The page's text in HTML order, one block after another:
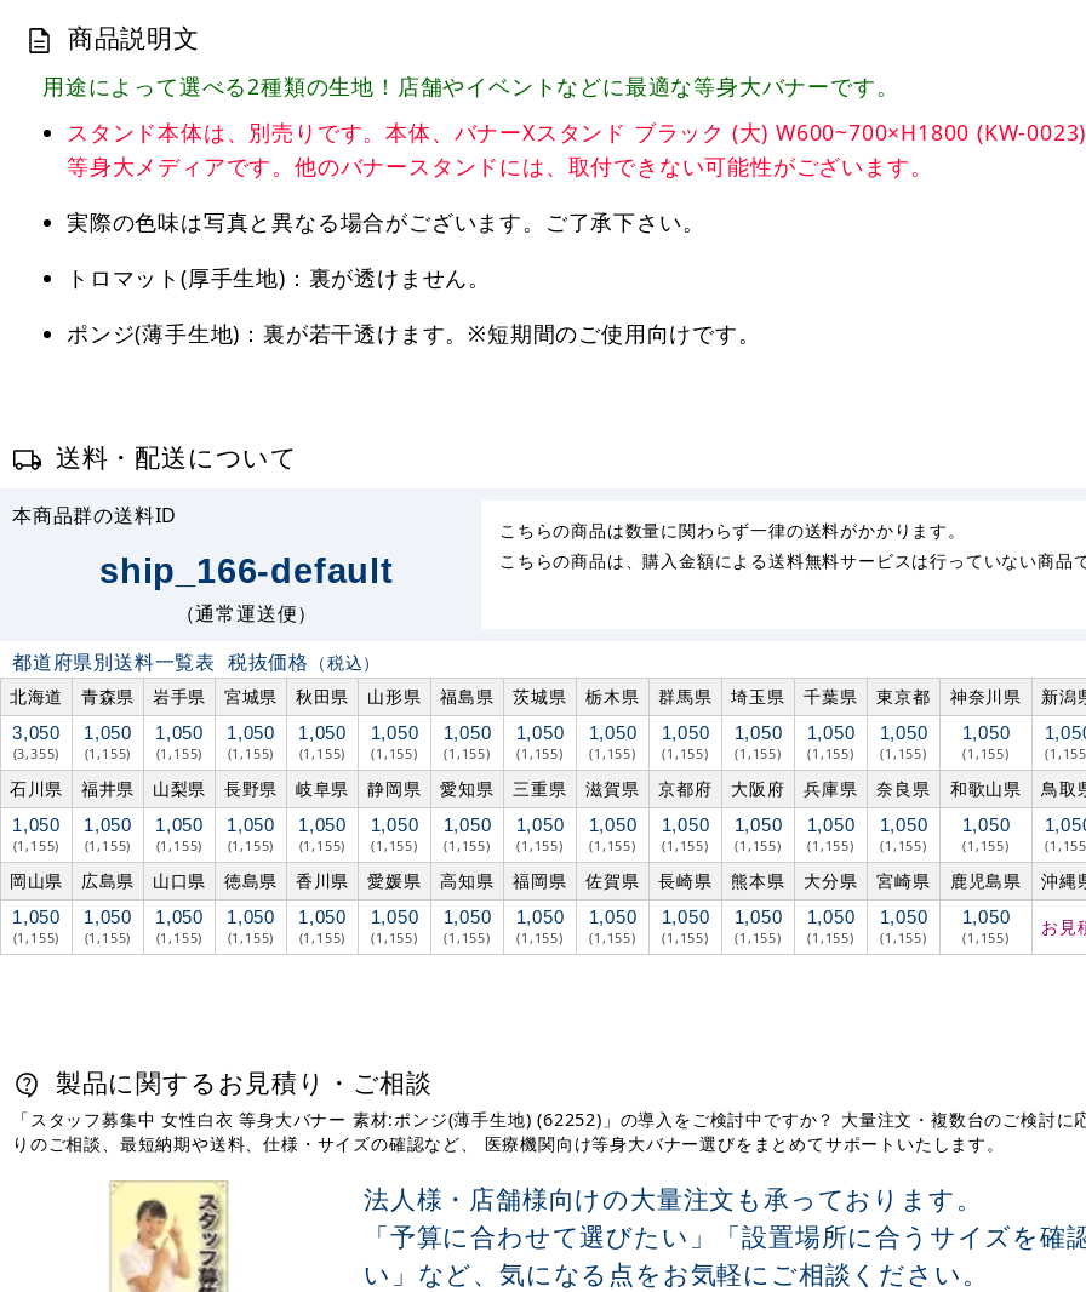
商品説明文
用途によって選べる2種類の生地！店舗やイベントなどに最適な等身大バナーです。
スタンド本体は、別売りです。本体、バナーXスタンド ブラック (大) W600~700×H1800 (KW-
等身大メディアです。他のバナースタンドには、取付できない可能性がございます。
実際の色味は写真と異なる場合がございます。ご了承下さい。
トロマット(厚手生地)：裏が透けません。
ポンジ(薄手生地)：裏が若干透けます。※短期間のご使用向けです。
送料・配送について
本商品群の送料ID
ship_166-default
（通常運送便）
こちらの商品は数量に関わらず一律の送料がかかります。
こちらの商品は、購入金額による送料無料サービスは行っていない商品で
都道府県別送料一覧表 税抜価格 （税込）
北海道
青森県 岩手県 宮城県 秋田県 山形県 福島県 茨城県 栃木県 群馬県 埼玉県 千葉県 東京都 神奈川県 新潟
3,050
(3,355)
1,050
(1,155)
1,050
(1,155)
1,050
(1,155)
1,050
(1,155)
1,050
(1,155)
1,050
(1,155)
1,050
(1,155)
1,050
(1,155)
1,050
(1,155)
1,050
(1,155)
1,050
(1,155)
1,050
(1,155)
1,050
(1,155)
石川県 福井県 山梨県 長野県 岐阜県 静岡県 愛知県 三重県 滋賀県 京都府 大阪府 兵庫県 奈良県 和歌山県 鳥取
1,050
(1,155)
1,050
(1,155)
1,050
(1,155)
1,050
(1,155)
1,050
(1,155)
1,050
(1,155)
1,050
(1,155)
1,050
(1,155)
1,050
(1,155)
1,050
(1,155)
1,050
(1,155)
1,050
(1,155)
1,050
(1,155)
1,050
(1,155)
岡山県 広島県 山口県 徳島県 香川県 愛媛県 高知県 福岡県 佐賀県 長崎県 熊本県 大分県 宮崎県 鹿児島県 沖縄
1,050
(1,155)
1,050
(1,155)
1,050
(1,155)
1,050
(1,155)
1,050
(1,155)
1,050
(1,155)
1,050
(1,155)
1,050
(1,155)
1,050
(1,155)
1,050
(1,155)
1,050
(1,155)
1,050
(1,155)
1,050
(1,155)
1,050
(1,155) お見
製品に関するお見積り・ご相談
「スタッフ募集中 女性白衣 等身大バナー 素材:ポンジ(薄手生地) (62252)」の導入をご検討中ですか？ 大量注文・複数台のご検討に
りのご相談、最短納期や送料、仕様・サイズの確認など、 医療機関向け等身大バナー選びをまとめてサポートいたします。
法人様・店舗様向けの大量注文も承っております。
「予算に合わせて選びたい」「設置場所に合うサイズを確
い」など、気になる点をお気軽にご相談ください。